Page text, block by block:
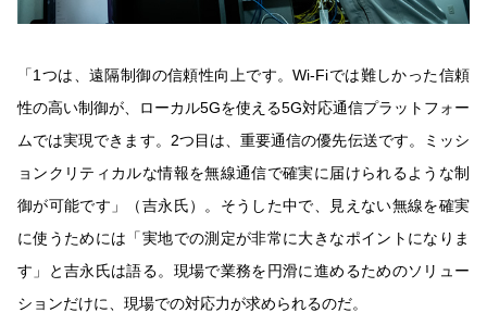
「1つは、遠隔制御の信頼性向上です。Wi-Fiでは難しかった信頼
性の高い制御が、ローカル5Gを使える5G対応通信プラットフォー
ムでは実現できます。2つ目は、重要通信の優先伝送です。ミッシ
ョンクリティカルな情報を無線通信で確実に届けられるような制
御が可能です」（吉永氏）。そうした中で、見えない無線を確実
に使うためには「実地での測定が非常に大きなポイントになりま
す」と吉永氏は語る。現場で業務を円滑に進めるためのソリュー
ションだけに、現場での対応力が求められるのだ。